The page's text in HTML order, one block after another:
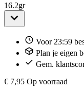
16.2gr
Voor 23:59
Plan je eigen
Gem.
€ 7,95 Op voorraad